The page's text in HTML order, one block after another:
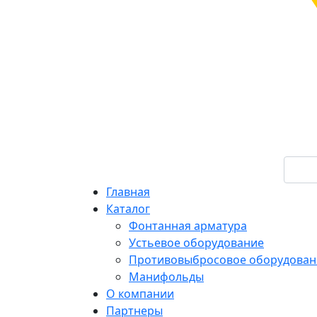
Главная
Каталог
Фонтанная арматура
Устьевое оборудование
Противовыбросовое
Манифольды
О компании
Партнеры